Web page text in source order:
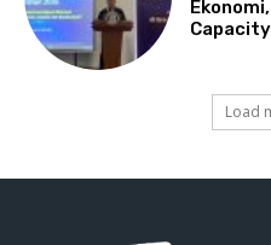
Load